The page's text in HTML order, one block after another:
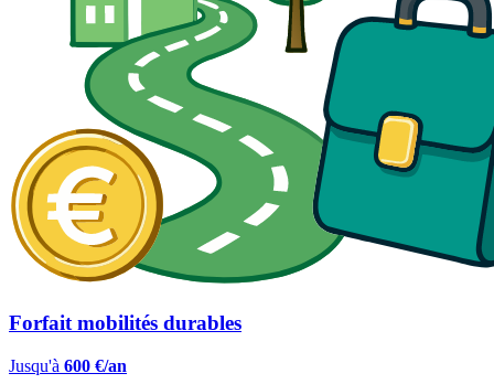
Forfait mobilités durables
Jusqu'à 600 €/an